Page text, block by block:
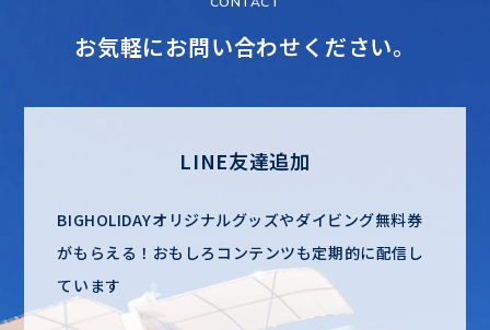
お気軽にお問い合わせください。
LINE友達追加
BIGHOLIDAYオリジナルグッズやダイビング無料券
がもらえる！ おもしろコンテンツも定期的に配信し
ています